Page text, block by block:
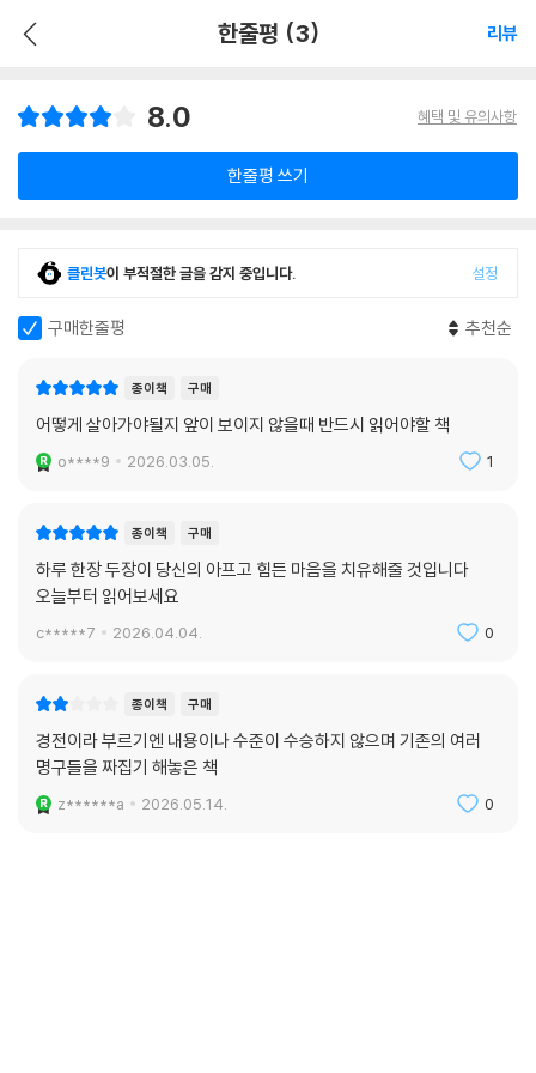
한줄평 (3) 리뷰
8.0 혜택 및 유의사항
한줄평 쓰기
클린봇이 부적절한 글을 감지 중입니다. 설정
구매한줄평 추천순
종이책 구매
어떻게 살아가야될지 앞이 보이지 않을때 반드시 읽어야할 책
o****9 2026.03.05. 1
종이책 구매
하루 한장 두장이 당신의 아프고 힘든 마음을 치유해줄 것입니다
오늘부터 읽어보세요
c*****7 2026.04.04. 0
종이책 구매
경전이라 부르기엔 내용이나 수준이 수승하지 않으며 기존의 여러
명구들을 짜집기 해놓은 책
z******a 2026.05.14. 0